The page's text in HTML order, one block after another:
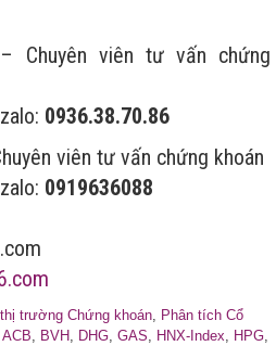
– Chuyên viên tư vấn chứng
0936.38.70.86
viên tư vấn chứng khoán
0919636088
trường Chứng khoán, Phân tích Cổ
ACB, BVH, DHG, GAS, HNX-Index, HPG,